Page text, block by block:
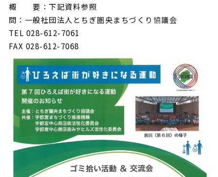
概 要：下記資料参照
問：一般社団法人とちぎ圏央まちづくり協議会
TEL 028-612-7061
FAX 028-612-7068